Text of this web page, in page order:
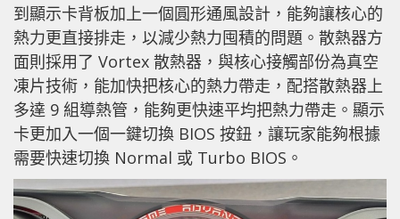
到顯示卡背板加上一個圓形通風設計，能夠讓核心的
熱力更直接排走，以減少熱力囤積的問題。散熱器方
面則採用了 Vortex 散熱器，與核心接觸部份為真空
凍片技術，能加快把核心的熱力帶走，配搭散熱器上
多達 9 組導熱管，能夠更快速平均把熱力帶走。顯示
卡更加入一個一鍵切換 BIOS 按鈕，讓玩家能夠根據
需要快速切換 Normal 或 Turbo BIOS。